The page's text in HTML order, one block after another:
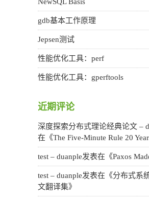
gdb基本工作原理
Jepsen测试
性能优化工具：perf
性能优化工具：gperftools
近期评论
深度探索分布式理论经典论文 –
在《The Five-Minute Rule 20
test – duanple发表在《Paxos
test – duanple发表在《分布式系
文翻译集》